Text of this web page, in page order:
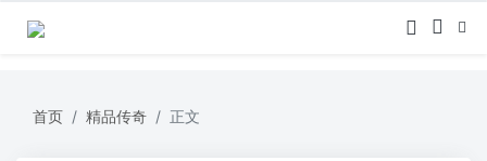
首页 精品传奇 正文